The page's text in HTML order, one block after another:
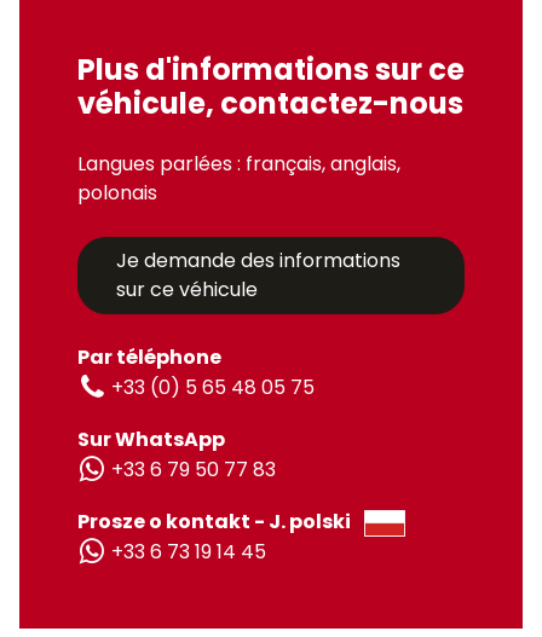
Plus d'informations sur ce
véhicule, contactez-nous
Langues parlées : français, anglais,
polonais
Je demande des informations
sur ce véhicule
Par téléphone
+33 (0) 5 65 48 05 75
Sur WhatsApp
+33 6 79 50 77 83
Prosze o kontakt - J. polski
+33 6 73 19 14 45